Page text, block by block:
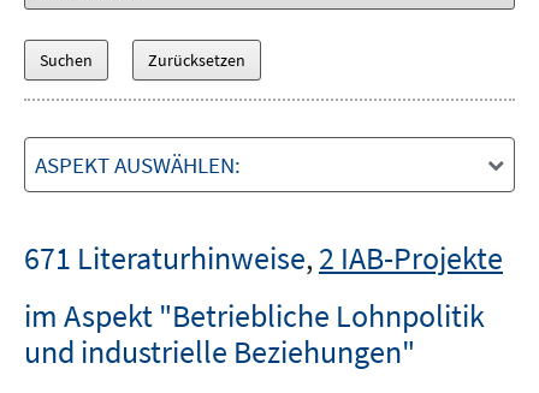
ASPEKT AUSWÄHLEN:
671 Literaturhinweise,2 IAB-Projekte
im Aspekt "Betriebliche Lohnpolitik
und industrielle Beziehungen"